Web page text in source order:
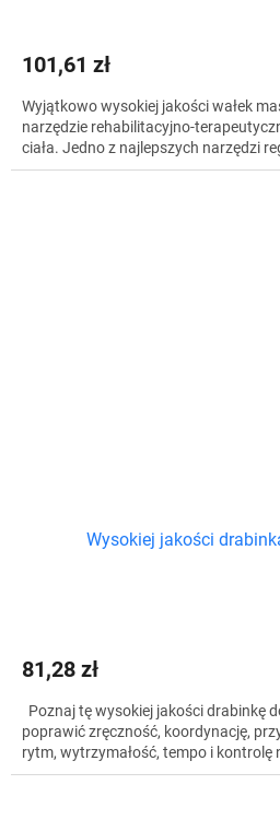
101,61 zł
Wyjątkowo wysokiej jakości wałek
narzędzie rehabilitacyjno-
ciała. Jedno z najlepszych narzędzi
Wysokiej jakości
81,28 zł
Poznaj tę wysokiej jakości drabinkę
poprawić zręczność, koordynację,
rytm, wytrzymałość, tempo i kontrolę